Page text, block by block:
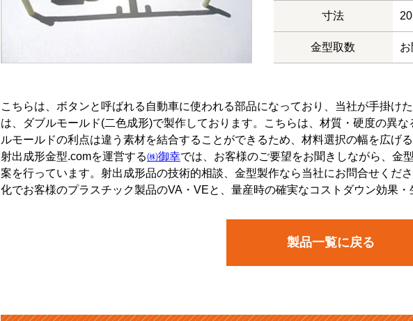
寸法
金型取数
こちらは、ボタンと呼ばれる自動車に使われる部品になっており、当社が手掛け
は、ダブルモールド(二色成形)で製作しております。こちらは、材質・硬度の異
ルモールドの利点は違う素材を結合することができるため、材料選択の幅を広げ
射出成形金型.comを運営する㈱御幸では、お客様のご要望をお聞きしながら、金
案を行っています。射出成形品の技術的相談、金型製作なら当社にお問合せくだ
化でお客様のプラスチック製品のVA・VEと、量産時の確実なコストダウン効果
製品一覧に戻る